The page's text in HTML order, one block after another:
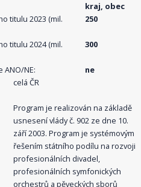
kraj, obec
titulu 2023 (mil.
250
titulu 2024 (mil.
300
ANO/NE:
ne
celá ČR
Program je realizován na základě
usnesení vlády č. 902 ze dne 10.
září 2003. Program je systémovým
řešením státního podílu na rozvoji
profesionálních divadel,
profesionálních symfonických
orchestrů a pěveckých sborů